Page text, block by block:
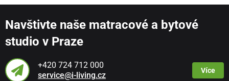
Navštivte naše matracové a bytové
studio v Praze
+420 724 712 000
service@i-living.cz
Více